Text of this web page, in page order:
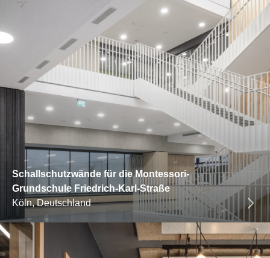
Schallschutzwände für die Montessori-
Grundschule Friedrich-Karl-Straße
Köln, Deutschland